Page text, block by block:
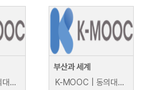
K-MOOC | 동의대학교 정주영, 김치용, 이철우, 최연주, 김일수, 허만규, 손명균, 김인호, 이홍배, 임동순, 최병기, 유형숙, 김가야, 정효운, 박영배
부산과 세계
K-MOOC | 동의대학교 정주영, 김치용, 이철우, 최연주, 김일수, 허만규, 손명균, 김인호, 이홍배, 임동순, 최병기, 유형숙, 김가야, 정효운, 박영배